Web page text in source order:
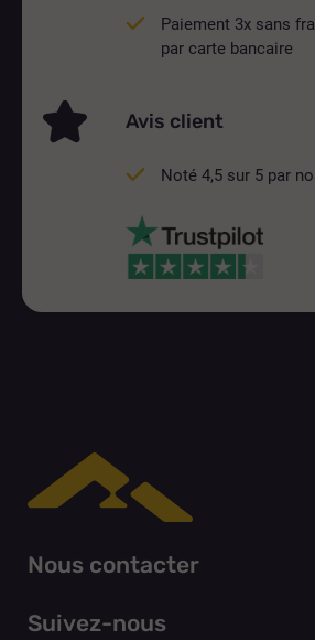
Paiement 3x sans
par carte bancaire
Avis client
Noté 4,5 sur 5 par
Nous contacter
Suivez-nous